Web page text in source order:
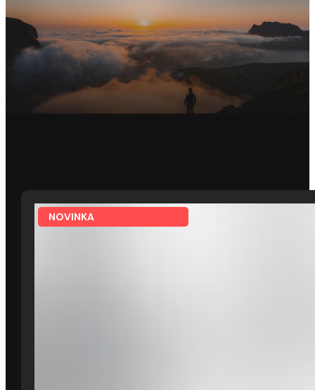
NOVINKA